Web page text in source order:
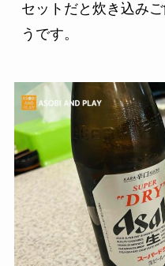
セットだと炊き込み
うです。